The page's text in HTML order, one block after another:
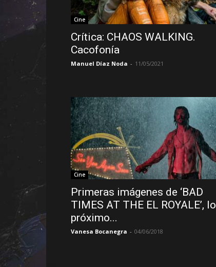
Cine
Crítica: CHAOS WALKING.
Cacofonía
Manuel Díaz Noda - 11/05/2021
Cine
Primeras imágenes de ‘BAD
TIMES AT THE EL ROYALE’, lo
próximo...
Vanesa Bocanegra - 04/06/2018